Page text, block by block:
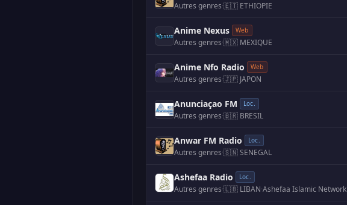
Autres genres·🇪🇹 ETHIOPIE
Anime Nexus Web
Autres genres·🇲🇽 MEXIQUE
Anime Nfo Radio Web
Autres genres·🇯🇵 JAPON
Anunciaçao FM Loc.
Autres genres·🇧🇷 BRESIL
Anwar FM Radio Loc.
Autres genres·🇸🇳 SENEGAL
Ashefaa Radio Loc.
Autres genres·🇱🇧 LIBAN·Ashefaa Islamic Network